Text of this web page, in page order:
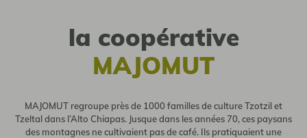
la coopérative
MAJOMUT
MAJOMUT regroupe près de 1000 familles de culture Tzotzil et
Tzeltal dans l’Alto Chiapas. Jusque dans les années 70, ces paysans
des montagnes ne cultivaient pas de café. Ils pratiquaient une